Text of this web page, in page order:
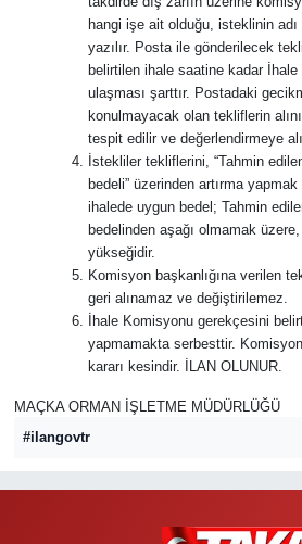
hangi işe ait olduğu, isteklinin
yazılır. Posta ile gönderilecek
belirtilen ihale saatine kadar İhale
ulaşması şarttır. Postadaki
konulmayacak olan tekliflerin
tespit edilir ve değerlendirmeye
İstekliler tekliflerini, “Tahmin
bedeli” üzerinden artırma
ihalede uygun bedel; Tahmin
bedelinden aşağı olmamak
yükseğidir.
Komisyon başkanlığına verilen
geri alınamaz ve değiştirilemez.
İhale Komisyonu gerekçesini
yapmamakta serbesttir.
kararı kesindir. İLAN OLUNUR.
MAÇKA ORMAN İŞLETME MÜDÜRLÜĞÜ
#ilangovtr